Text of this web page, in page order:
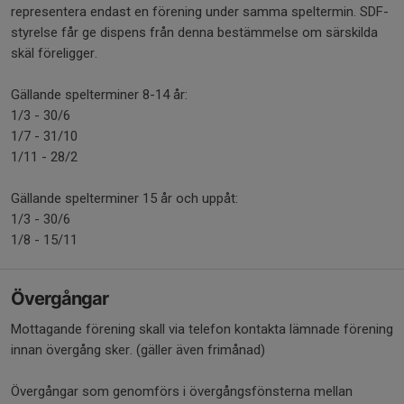
representera endast en förening under samma speltermin. SDF-
styrelse får ge dispens från denna bestämmelse om särskilda
skäl föreligger.
Gällande spelterminer 8-14 år:
1/3 - 30/6
1/7 - 31/10
1/11 - 28/2
Gällande spelterminer 15 år och uppåt:
1/3 - 30/6
1/8 - 15/11
Övergångar
Mottagande förening skall via telefon kontakta lämnade förening
innan övergång sker. (gäller även frimånad)
Övergångar som genomförs i övergångsfönsterna mellan